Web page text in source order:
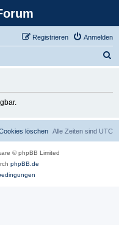
Anmelden
Registrieren
Alle Zeiten sind UTC
löschen
© phpBB Limited
phpBB.de